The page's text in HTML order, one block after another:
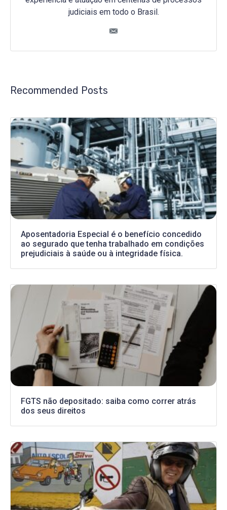
judiciais em todo o Brasil.
Recommended Posts
Aposentadoria Especial é o benefício concedido
ao segurado que tenha trabalhado em condições
prejudiciais à saúde ou à integridade física.
FGTS não depositado: saiba como correr atrás
dos seus direitos